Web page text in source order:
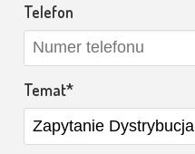
Telefon
Temat